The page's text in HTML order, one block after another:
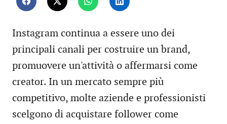
Instagram continua a essere uno dei
principali canali per costruire un brand,
promuovere un'attività o affermarsi come
creator. In un mercato sempre più
competitivo, molte aziende e professionisti
scelgono di acquistare follower come